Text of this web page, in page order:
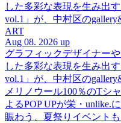
した多彩な表現を生み出
vol.1」が、中村区の
ART
Aug 08. 2026 up
グラフィックデザイナー
した多彩な表現を生み出
vol.1」が、中村区の
メリノウール100％のTシ
よるPOP UPが栄・unlike.
賑わう、夏祭りイベントも